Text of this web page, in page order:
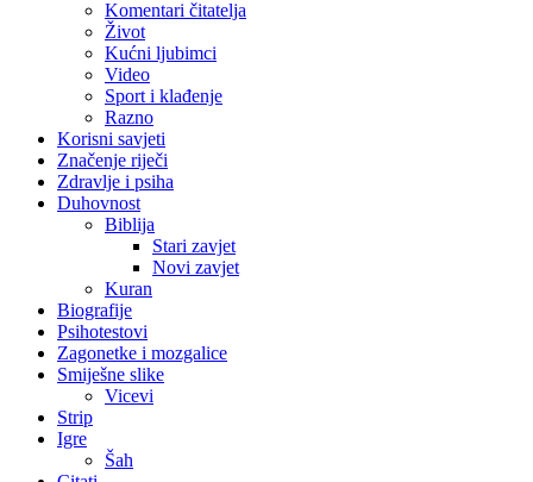
Komentari čitatelja
Život
Kućni ljubimci
Video
Sport i klađenje
Razno
Korisni savjeti
Značenje riječi
Zdravlje i psiha
Duhovnost
Biblija
Stari zavjet
Novi zavjet
Kuran
Biografije
Psihotestovi
Zagonetke i mozgalice
Smiješne slike
Vicevi
Strip
Igre
Šah